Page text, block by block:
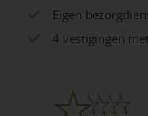
Eigen
4 vestigingen